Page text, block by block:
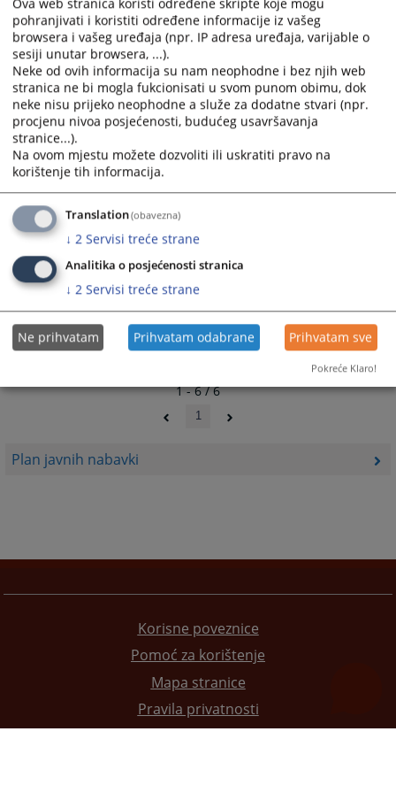
Plan javnih nabavki
and
select
a
date.
Press
the
question
mark
key
to
get
the
keyboard
shortcuts
for
changing
dates.
and
select
a
date.
Press
the
question
mark
key
to
get
keyboard
shortcuts
for
changing
dates.
03.02.2025.
Plan nabavki za 2025. godinu
05.05.2022.
Plan nabavki za 2022. godinu
16.04.2019.
Plan nabavki za 2018.god
16.04.2019.
1 - 6 / 6
1
Korisne poveznice
Pomoć za korištenje
Mapa stranice
Pravila privatnosti
Ova web stranica koristi određene skripte koje mogu
pohranjivati i koristiti određene informacije iz vašeg
browsera i vašeg uređaja (npr. IP adresa uređaja, varijable o
sesiji unutar browsera, ...).
Neke od ovih informacija su nam neophodne i bez njih web
stranica ne bi mogla fukcionisati u svom punom obimu, dok
neke nisu prijeko neophodne a služe za dodatne stvari (npr.
procjenu nivoa posjećenosti, budućeg usavršavanja
stranice...).
Na ovom mjestu možete dozvoliti ili uskratiti pravo na
korištenje tih informacija.
Translation(obavezna)
↓ 2 Servisi treće strane
Analitika o posjećenosti stranica
↓ 2 Servisi treće strane
Ne prihvatam Prihvatam odabrane Prihvatam sve
Pokreće Klaro!